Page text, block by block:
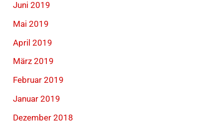
Juni 2019
Mai 2019
April 2019
März 2019
Februar 2019
Januar 2019
Dezember 2018